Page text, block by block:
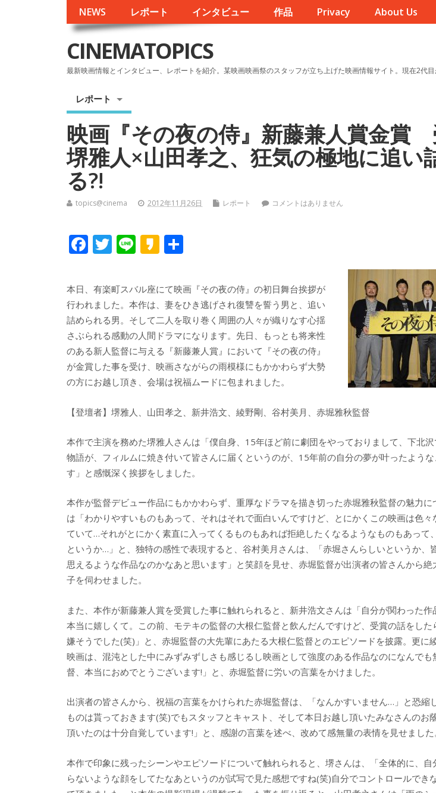
NEWS レポート インタビュー 作品 Privacy About Us
CINEMATOPICS
最新映画情報とインタビュー、レポートを紹介。某映画映画祭のスタッフが立ち上げた映画情報サイト。現在2代目
レポート
映画『その夜の侍』新藤兼人賞金賞
堺雅人×山田孝之、狂気の極地に追い
る?!
topics@cinema 2012年11月26日 レポート コメントはありません
F
e
b
o
o
k
T
itt
er
Li
e
K
k
a
o
本日、有楽町スバル座にて映画『その夜の侍』の初日舞台挨拶が
行われました。本作は、妻をひき逃げされ復讐を誓う男と、追い
詰められる男。そして二人を取り巻く周囲の人々が織りなす心揺
さぶられる感動の人間ドラマになります。先日、もっとも将来性
のある新人監督に与える『新藤兼人賞』において『その夜の侍』
が金賞した事を受け、映画さながらの雨模様にもかかわらず大勢
の方にお越し頂き、会場は祝福ムードに包まれました。
【登壇者】堺雅人、山田孝之、新井浩文、綾野剛、谷村美月、赤堀雅秋監督
本作で主演を務めた堺雅人さんは「僕自身、15年ほど前に劇団をやっておりまして、下北
物語が、フィルムに焼き付いて皆さんに届くというのが、15年前の自分の夢が叶ったよう
す」と感慨深く挨拶をしました。
本作が監督デビュー作品にもかかわらず、重厚なドラマを描き切った赤堀雅秋監督の魅力に
は「わかりやすいものもあって、それはそれで面白いんですけど、とにかくこの映画は色々
ていて…それがとにかく素直に入ってくるものもあれば拒絶したくなるようなものもあって
というか…」と、独特の感性で表現すると、谷村美月さんは、「赤堀さんらしいというか、
思えるような作品なのかなあと思います」と笑顔を見せ、赤堀監督が出演者の皆さんから絶
子を伺わせました。
また、本作が新藤兼人賞を受賞した事に触れられると、新井浩文さんは「自分が関わった
本当に嬉しくて。この前、モテキの監督の大根仁監督と飲んだんですけど、受賞の話をし
嫌そうでした(笑)」と、赤堀監督の大先輩にあたる大根仁監督とのエピソードを披露。更に
映画は、混沌とした中にみずみずしさも感じるし映画として強度のある作品なのになんで
督、本当におめでとうございます!」と、赤堀監督に労いの言葉をかけました。
出演者の皆さんから、祝福の言葉をかけられた赤堀監督は、「なんかすいません…」と恐縮
ものは貰っておきます(笑)でもスタッフとキャスト、そして本日お越し頂いたみなさんのお
頂いたのは十分自覚しています!」と、感謝の言葉を述べ、改めて感無量の表情を見せました
本作で印象に残ったシーンやエピソードについて触れられると、堺さんは、「全体的に、自
らないような顔をしてたなあというのが試写で見た感想ですね(笑)自分でコントロールでき